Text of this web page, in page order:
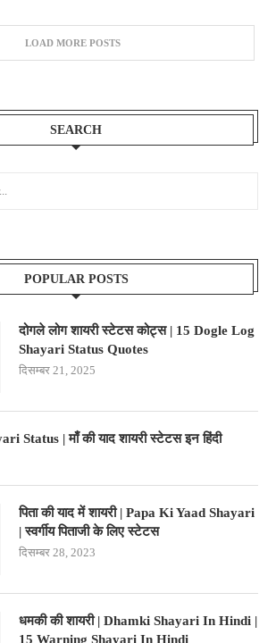
LOAD MORE POSTS
SEARCH
POPULAR POSTS
दोगले लोग शायरी स्टेटस कोट्स | 15 Dogle Log
Shayari Status Quotes
दिसम्बर 21, 2025
Status | माँ की याद शायरी स्टेटस इन हिंदी
पिता की याद में शायरी | Papa Ki Yaad Shayari
| स्वर्गीय पिताजी के लिए स्टेटस
दिसम्बर 28, 2023
धमकी की शायरी | Dhamki Shayari In Hindi |
15 Warning Shayari In Hindi